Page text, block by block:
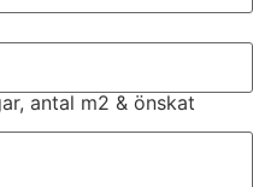
antal m2 & önskat